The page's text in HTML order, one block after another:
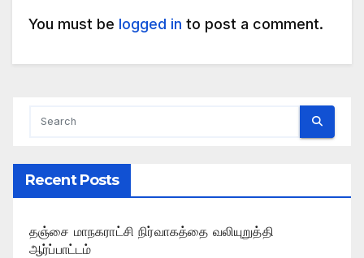
You must be logged in to post a comment.
Recent Posts
தஞ்சை மாநகராட்சி நிர்வாகத்தை வலியுறுத்தி
ஆர்ப்பாட்டம்